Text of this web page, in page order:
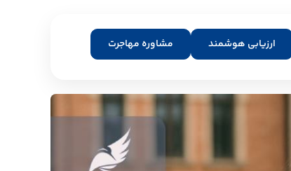
ارزیابی هوشمند مشاوره مهاجرت